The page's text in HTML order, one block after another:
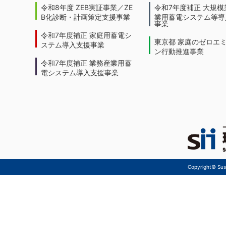
令和8年度 ZEB実証事業／ZE
B化診断・計画策定支援事業
令和7年度補正 家庭用蓄電シ
ステム導入支援事業
令和7年度補正 業務産業用蓄
電システム導入支援事業
令和7年度補正 大規模
業用蓄電システム等
事業
東京都 家庭のゼロエ
ン行動推進事業
Copyright©